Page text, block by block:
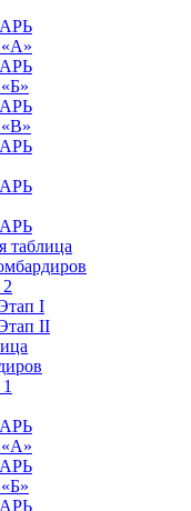
таблица
I
II